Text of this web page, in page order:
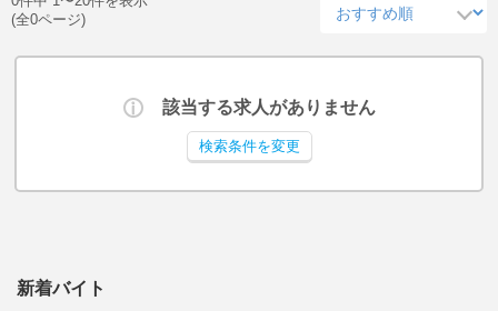
(全0ページ)
該当する求人がありません
検索条件を変更
新着バイト